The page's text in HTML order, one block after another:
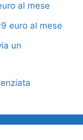
al mese
euro al mese
un